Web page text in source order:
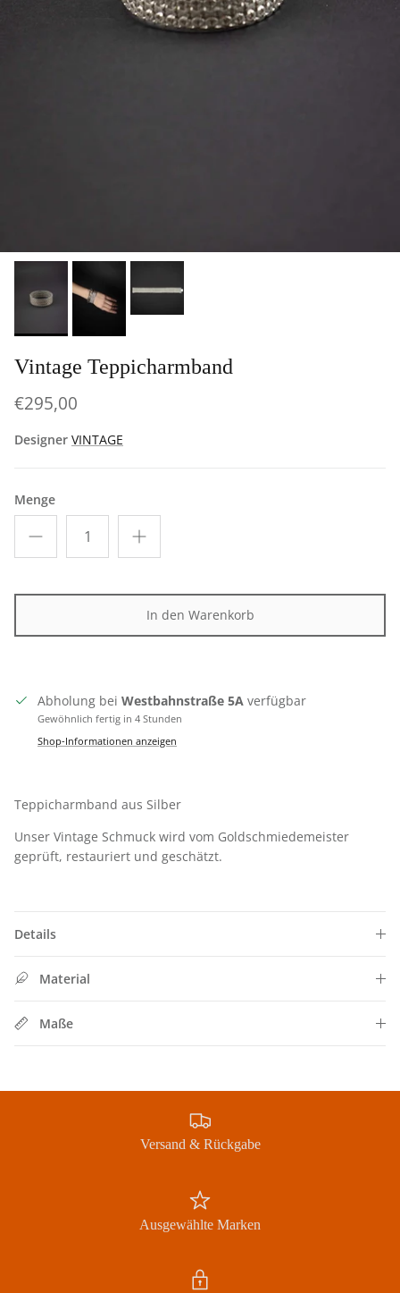
Vintage Teppicharmband
€295,00
Designer VINTAGE
Menge
In den Warenkorb
Abholung bei Westbahnstraße 5A verfügbar
Gewöhnlich fertig in 4 Stunden
Shop-Informationen anzeigen
Teppicharmband aus Silber
Unser Vintage Schmuck wird vom Goldschmiedemeister
geprüft, restauriert und geschätzt.
Details
Material
Maße
Versand & Rückgabe
Ausgewählte Marken